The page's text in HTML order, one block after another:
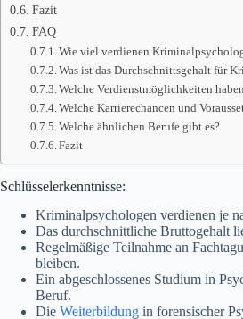
Fazit
FAQ
Wie viel verdienen
Was ist das Durchschnittsgehalt für
Welche Verdienstmöglichkeiten
Welche Karrierechancen und
Welche ähnlichen Berufe gibt es?
Fazit
Schlüsselerkenntnisse:
Kriminalpsychologen verdienen je
Das durchschnittliche Bruttogehalt
Regelmäßige Teilnahme an
bleiben.
Ein abgeschlossenes Studium in
Beruf.
Die Weiterbildung in forensischer